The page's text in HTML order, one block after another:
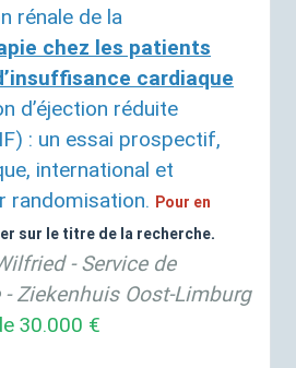
rénale de la
chez les patients
cardiaque
d’éjection réduite
) : un essai prospectif,
international et
randomisation. Pour en
sur le titre de la recherche.
- Service de
-Ziekenhuis Oost-Limburg
30.000 €